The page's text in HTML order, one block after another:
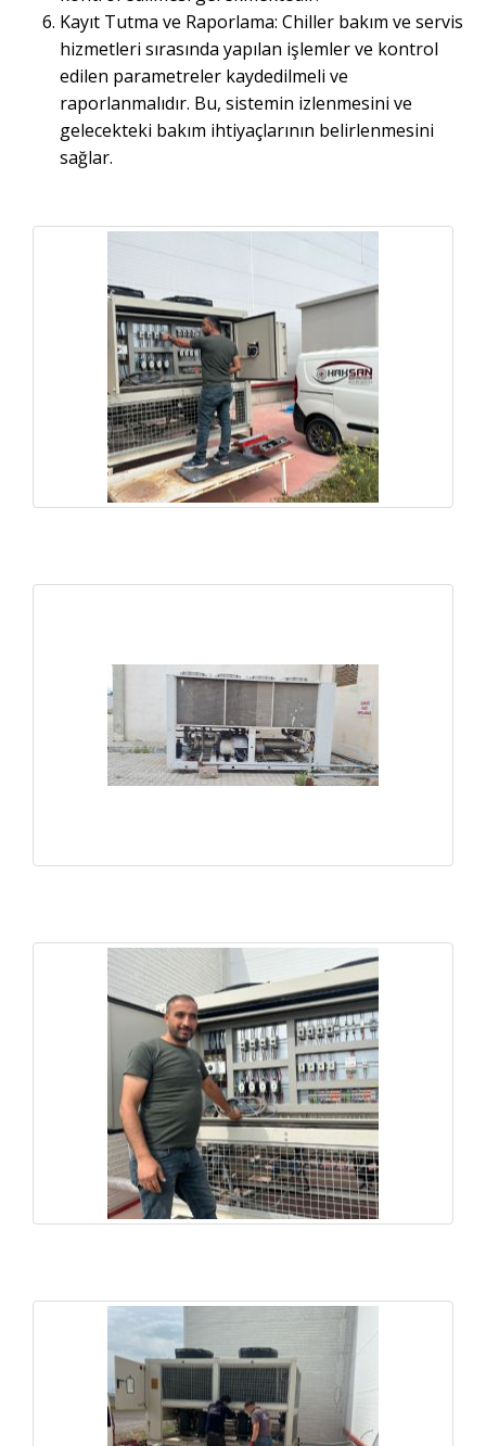
Kayıt Tutma ve Raporlama: Chiller bakım ve servis
hizmetleri sırasında yapılan işlemler ve kontrol
edilen parametreler kaydedilmeli ve
raporlanmalıdır. Bu, sistemin izlenmesini ve
gelecekteki bakım ihtiyaçlarının belirlenmesini
sağlar.